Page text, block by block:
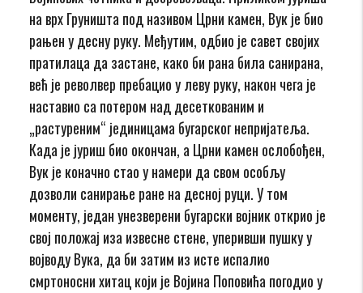
на врх Груништа под називом Црни камен, Вук је био
рањен у десну руку. Међутим, одбио је савет својих
пратилаца да застане, како би рана била санирана,
већ је револвер пребацио у леву руку, након чега је
наставио са потером над десеткованим и
„растуреним“ јединицама бугарског непријатеља.
Када је јуриш био окончан, а Црни камен ослобођен,
Вук је коначно стао у намери да свом особљу
дозволи санирање ране на десној руци. У том
моменту, један унезверени бугарски војник открио је
свој положај иза извесне стене, уперивши пушку у
војводу Вука, да би затим из исте испалио
смртоносни хитац који је Војина Поповића погодио у